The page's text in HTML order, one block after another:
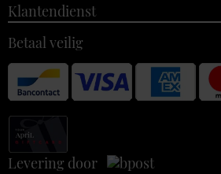
Klantendienst
Betaal veilig
Levering door